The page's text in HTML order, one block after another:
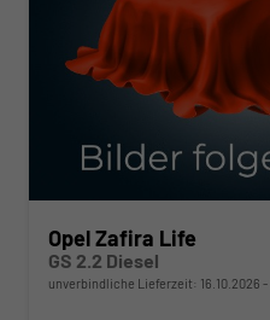
Opel Zafira Life
GS 2.2 Diesel
unverbindliche Lieferzeit: 16.10.2026